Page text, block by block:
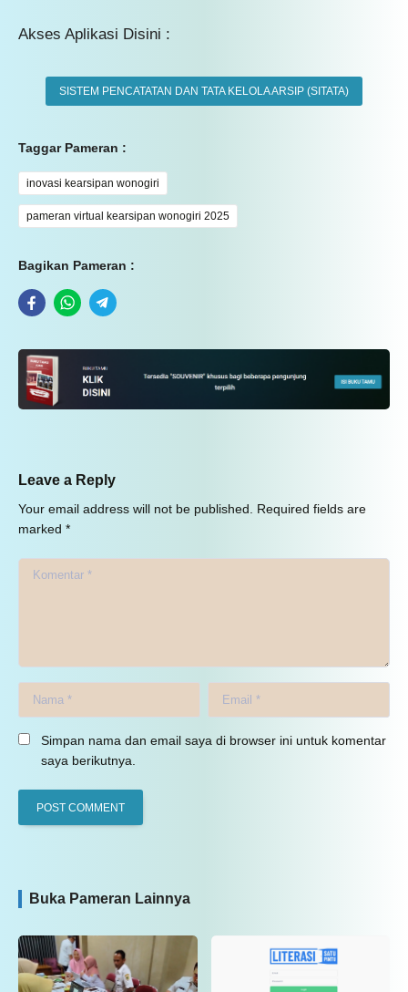
Akses Aplikasi Disini :
SISTEM PENCATATAN DAN TATA KELOLA ARSIP (SITATA)
Taggar Pameran :
inovasi kearsipan wonogiri
pameran virtual kearsipan wonogiri 2025
Bagikan Pameran :
Leave a Reply
Your email address will not be published.
Required fields are
marked *
Simpan nama dan email saya di browser ini untuk komentar
saya berikutnya.
Buka Pameran Lainnya